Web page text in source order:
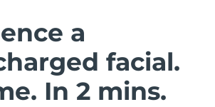
a
facial.
In 2 mins.
Ansiktslyft
Förväntad leverans8/9/26
Förväntad leverans